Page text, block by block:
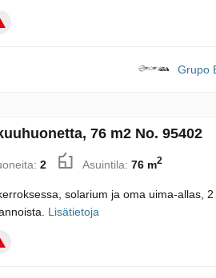
Grupo
76 m2 No. 95402
2 Asuintila: 76 m2
solarium ja oma uima-allas, 2
Lisätietoja